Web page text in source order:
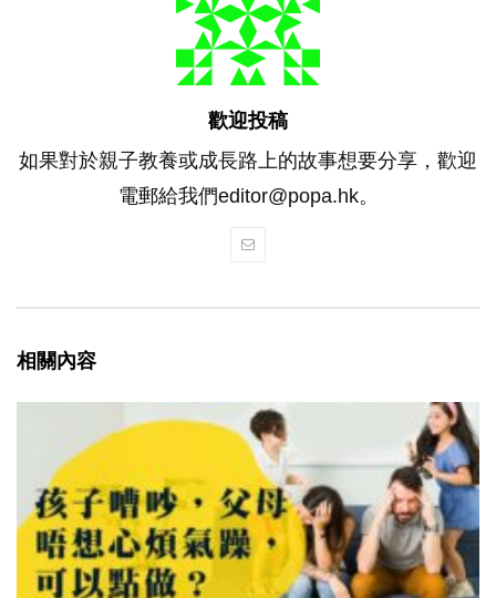
歡迎投稿
如果對於親子教養或成長路上的故事想要分享，歡迎
電郵給我們editor@popa.hk。
相關內容